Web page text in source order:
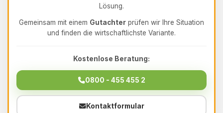
Lösung.
Gemeinsam mit einem Gutachter prüfen wir Ihre Situation
und finden die wirtschaftlichste Variante.
Kostenlose Beratung:
0800 - 455 455 2
Kontaktformular